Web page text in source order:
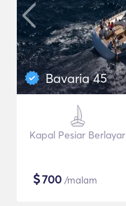
Bavaria 45
Kapal Pesiar Berlayar
$700 /malam